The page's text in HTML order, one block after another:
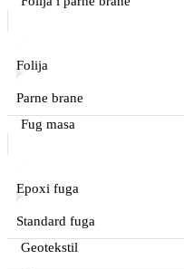
Folija
Parne brane
Fug masa
Epoxi fuga
Standard fuga
Geotekstil